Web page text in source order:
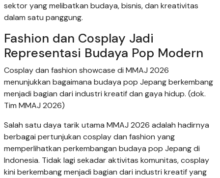
sektor yang melibatkan budaya, bisnis, dan kreativitas
dalam satu panggung.
Fashion dan Cosplay Jadi
Representasi Budaya Pop Modern
Cosplay dan fashion showcase di MMAJ 2026
menunjukkan bagaimana budaya pop Jepang berkembang
menjadi bagian dari industri kreatif dan gaya hidup. (dok.
Tim MMAJ 2026)
Salah satu daya tarik utama MMAJ 2026 adalah hadirnya
berbagai pertunjukan cosplay dan fashion yang
memperlihatkan perkembangan budaya pop Jepang di
Indonesia. Tidak lagi sekadar aktivitas komunitas, cosplay
kini berkembang menjadi bagian dari industri kreatif yang